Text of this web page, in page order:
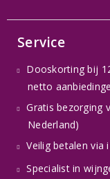
Service
Dooskorting bij
netto
Gratis bezorging
Nederland)
Veilig betalen via
Specialist in